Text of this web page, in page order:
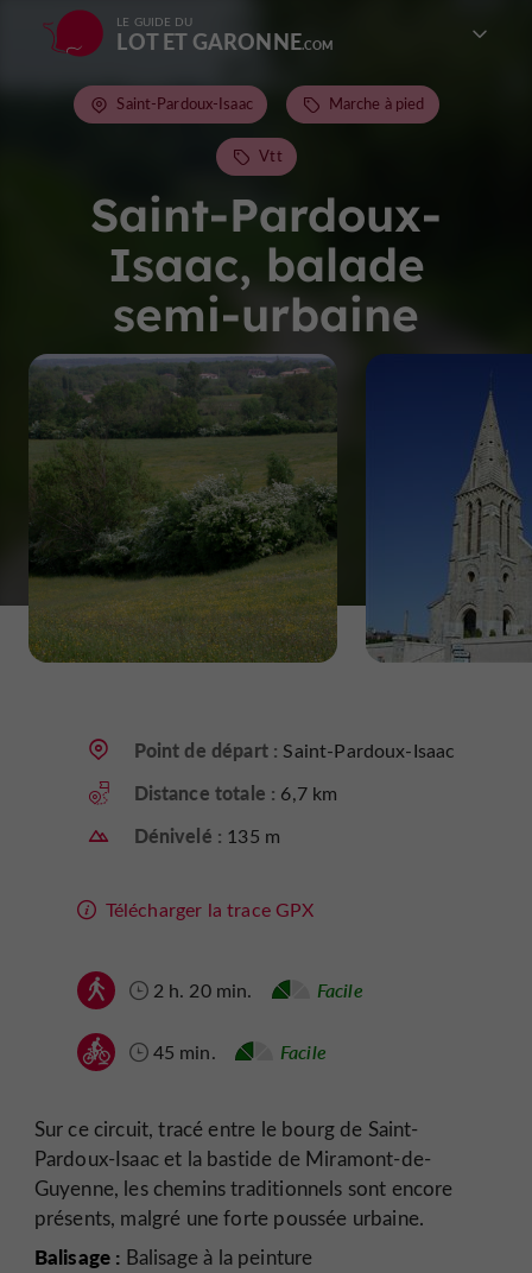
LE GUIDE DU
LOT ET GARONNE
Saint-Pardoux-
Isaac, balade
semi-urbaine
Saint-Pardoux-Isaac Marche à pied
Vtt
Point de départ : Saint-Pardoux-Isaac
Distance totale : 6,7 km
Dénivelé : 135 m
Télécharger la trace GPX
2 h. 20 min. Facile
45 min. Facile
Sur ce circuit, tracé entre le bourg de Saint-
Pardoux-Isaac et la bastide de Miramont-de-
Guyenne, les chemins traditionnels sont encore
présents, malgré une forte poussée urbaine.
Balisage : Balisage à la peinture